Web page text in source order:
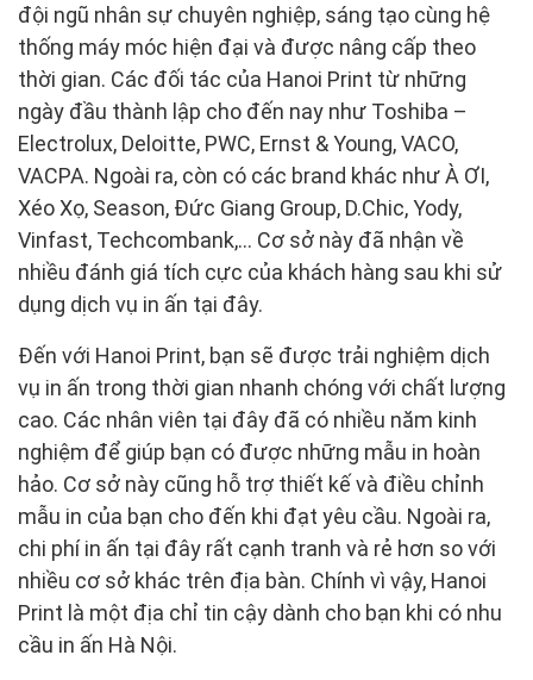
đội ngũ nhân sự chuyên nghiệp, sáng tạo cùng hệ
thống máy móc hiện đại và được nâng cấp theo
thời gian. Các đối tác của Hanoi Print từ những
ngày đầu thành lập cho đến nay như Toshiba –
Electrolux, Deloitte, PWC, Ernst & Young, VACO,
VACPA. Ngoài ra, còn có các brand khác như À ƠI,
Xéo Xọ, Season, Đức Giang Group, D.Chic, Yody,
Vinfast, Techcombank,… Cơ sở này đã nhận về
nhiều đánh giá tích cực của khách hàng sau khi sử
dụng dịch vụ in ấn tại đây.
Đến với Hanoi Print, bạn sẽ được trải nghiệm dịch
vụ in ấn trong thời gian nhanh chóng với chất lượng
cao. Các nhân viên tại đây đã có nhiều năm kinh
nghiệm để giúp bạn có được những mẫu in hoàn
hảo. Cơ sở này cũng hỗ trợ thiết kế và điều chỉnh
mẫu in của bạn cho đến khi đạt yêu cầu. Ngoài ra,
chi phí in ấn tại đây rất cạnh tranh và rẻ hơn so với
nhiều cơ sở khác trên địa bàn. Chính vì vậy, Hanoi
Print là một địa chỉ tin cậy dành cho bạn khi có nhu
cầu in ấn Hà Nội.